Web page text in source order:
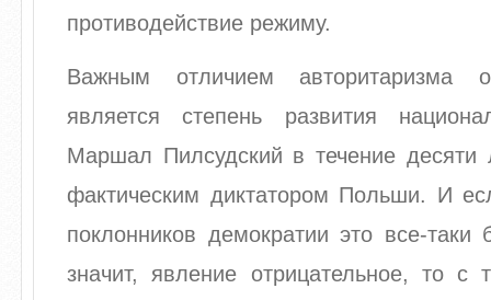
противодействие режиму.
Важным отличием авторитаризма
является степень развития
Маршал Пилсудский в течение десяти
фактическим диктатором Польши. И
поклонников демократии это все-таки
значит, явление отрицательное, то с